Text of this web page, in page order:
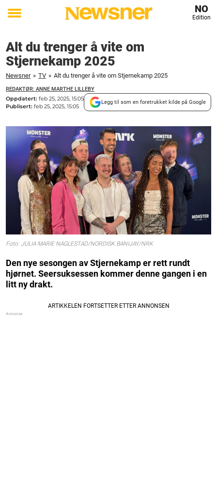
Toggle
NO
Edition
Alt du trenger å vite om
Stjernekamp 2025
Newsner » TV » Alt du trenger å vite om Stjernekamp 2025
REDAKTØR: ANNE MARTHE LILLEBY
Oppdatert: feb 25, 2025, 15:05
Publisert: feb 25, 2025, 15:05
Legg til som en foretrukket kilde på Google
Foto: JULIA MARIE NAGLESTAD/NORDISK BANIJAY/NRK
Den nye sesongen av Stjernekamp er rett rundt
hjørnet. Seersuksessen kommer denne gangen i en
litt ny drakt.